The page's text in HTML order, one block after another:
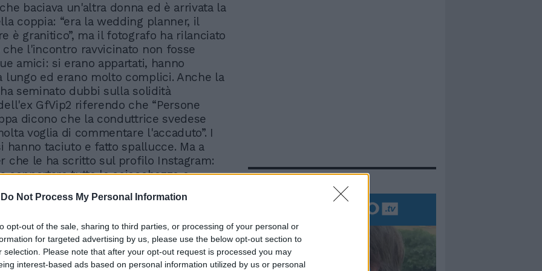
Do Not Process My Personal Information
opt-out of the sale, sharing to third parties, or processing of your personal or
for targeted advertising by us, please use the below opt-out section to
selection. Please note that after your opt-out request is processed you may
interest-based ads based on personal information utilized by us or personal
baciava un'altra donna ed è arrivata la
coppia: “era la wedding planner, il
è granitico”, ma il fotografo ha rilanciato
che l'incontro ravvicinato non fosse
amici: si erano appartati, hanno
lungo ed erano molto complici. Anche la
seminato dubbi sulla solidità
GfVip2 riferendo che “Persone
dicono che la conduttrice svedese
voglia di commentare l'accaduto”. I
hanno taciuto e fatto spallucce. Ma a
che le ha scritto sul profilo Instagram:
sopportare tutte le sciocchezze e
di rispondere: “Amandoci ancora di
lapidaria.
In evidenza